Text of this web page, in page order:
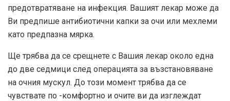
предотвратяване на инфекция. Вашият лекар може да
Ви предпише антибиотични капки за очи или мехлеми
като предпазна мярка.
Ще трябва да се срещнете с Вашия лекар около една
до две седмици след операцията за възстановяване
на очния мускул. До този момент трябва да се
чувствате по -комфортно и очите ви да изглеждат